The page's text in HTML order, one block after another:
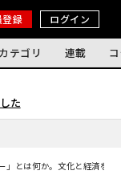
録 ログイン
カテゴリ 連載
た
」とは何か。文化と経済を